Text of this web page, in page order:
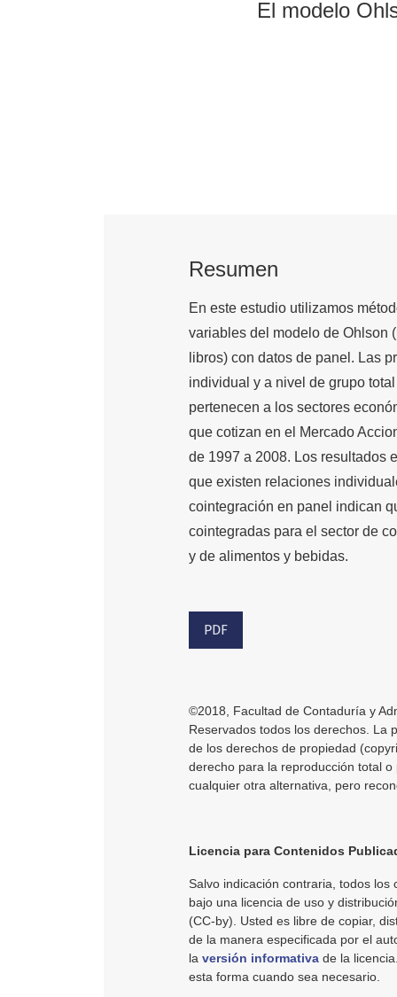
El modelo
Resumen
En este estudio utilizamos
variables del modelo de Ohlson
libros) con datos de panel. Las
individual y a nivel de grupo
pertenecen a los sectores
que cotizan en el Mercado
de 1997 a 2008. Los resultados
que existen relaciones
cointegración en panel indican
cointegradas para el sector de
y de alimentos y bebidas.
PDF
©2018, Facultad de Contaduría y
Reservados todos los derechos. La
de los derechos de propiedad
derecho para la reproducción total
cualquier otra alternativa, pero
Licencia para Contenidos
Salvo indicación contraria, todos
bajo una licencia de uso y
(CC-by). Usted es libre de copiar,
de la manera especificada por el
la versión informativa de la
esta forma cuando sea necesario.